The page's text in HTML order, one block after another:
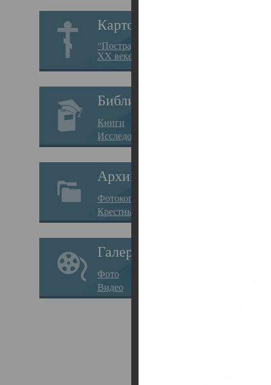
Картотека
“Пострадавшие за веру в
XX веке на Севере”
Библиотека
Книги
Исследования
Архив
Фотокопии дел
Крестные ходы
Галерея
Фото
Видео